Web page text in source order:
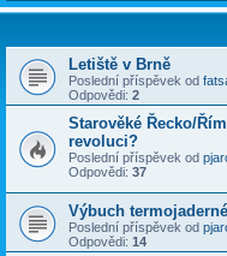
Letiště v Brně
Poslední příspěvek od
Odpovědi: 2
Starověké Řecko/
revoluci?
Poslední příspěvek od
Odpovědi: 37
Výbuch
Poslední příspěvek od
Odpovědi: 14